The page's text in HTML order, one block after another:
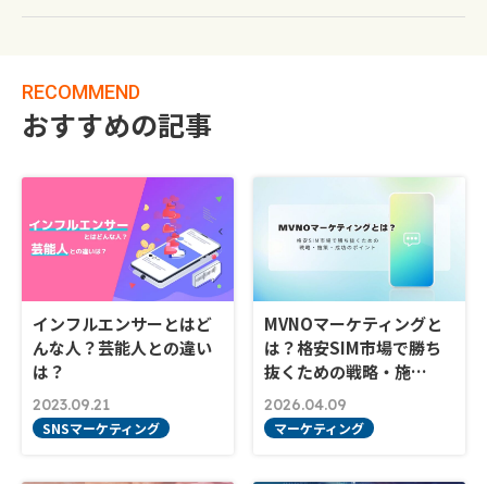
RECOMMEND
おすすめの記事
インフルエンサーとはど
んな人？芸能人との違い
は？
2023.09.21
SNSマーケティング
MVNOマーケティングと
は？格安SIM市場で勝ち
抜くための戦略・施…
2026.04.09
マーケティング